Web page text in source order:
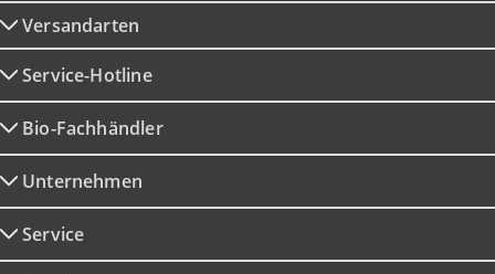
Versandarten
Service-Hotline
Bio-Fachhändler
Unternehmen
Service